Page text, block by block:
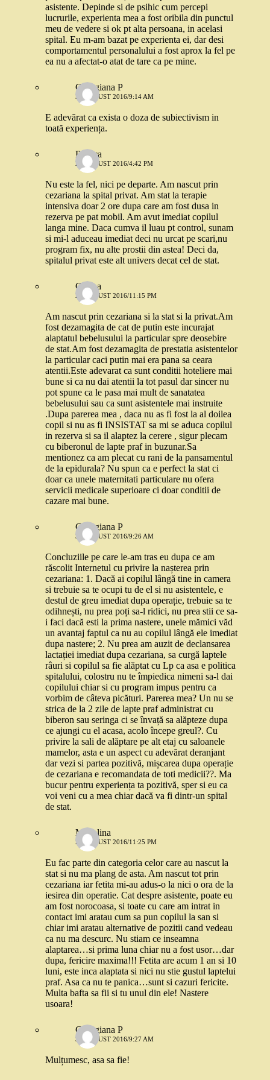
asistente. Depinde si de psihic cum percepi
lucrurile, experienta mea a fost oribila din punctul
meu de vedere si ok pt alta persoana, in acelasi
spital. Eu m-am bazat pe experienta ei, dar desi
comportamentul personalului a fost aprox la fel pe
ea nu a afectat-o atat de tare ca pe mine.
Georgiana P
31 AUGUST 2016/9:14 AM
E adevărat ca exista o doza de subiectivism in
toată experiența.
Raluca
27 AUGUST 2016/4:42 PM
Nu este la fel, nici pe departe. Am nascut prin
cezariana la spital privat. Am stat la terapie
intensiva doar 2 ore dupa care am fost dusa in
rezerva pe pat mobil. Am avut imediat copilul
langa mine. Daca cumva il luau pt control, sunam
si mi-l aduceau imediat deci nu urcat pe scari,nu
program fix, nu alte prostii din astea! Deci da,
spitalul privat este alt univers decat cel de stat.
Corina
27 AUGUST 2016/11:15 PM
Am nascut prin cezariana si la stat si la privat.Am
fost dezamagita de cat de putin este incurajat
alaptatul bebelusului la particular spre deosebire
de stat.Am fost dezamagita de prestatia asistentelor
la particular caci putin mai era pana sa ceara
atentii.Este adevarat ca sunt conditii hoteliere mai
bune si ca nu dai atentii la tot pasul dar sincer nu
pot spune ca le pasa mai mult de sanatatea
bebelusului sau ca sunt asistentele mai instruite
.Dupa parerea mea , daca nu as fi fost la al doilea
copil si nu as fi INSISTAT sa mi se aduca copilul
in rezerva si sa il alaptez la cerere , sigur plecam
cu biberonul de lapte praf in buzunar.Sa
mentionez ca am plecat cu rani de la pansamentul
de la epidurala? Nu spun ca e perfect la stat ci
doar ca unele maternitati particulare nu ofera
servicii medicale superioare ci doar conditii de
cazare mai bune.
Georgiana P
31 AUGUST 2016/9:26 AM
Concluziile pe care le-am tras eu dupa ce am
răscolit Internetul cu privire la nașterea prin
cezariana: 1. Dacă ai copilul lângă tine in camera
si trebuie sa te ocupi tu de el si nu asistentele, e
destul de greu imediat dupa operație, trebuie sa te
odihnești, nu prea poți sa-l ridici, nu prea stii ce sa-
i faci dacă esti la prima nastere, unele mămici văd
un avantaj faptul ca nu au copilul lângă ele imediat
dupa nastere; 2. Nu prea am auzit de declansarea
lactației imediat dupa cezariana, sa curgă laptele
râuri si copilul sa fie alăptat cu Lp ca asa e politica
spitalului, colostru nu te împiedica nimeni sa-l dai
copilului chiar si cu program impus pentru ca
vorbim de câteva picături. Parerea mea? Un nu se
strica de la 2 zile de lapte praf administrat cu
biberon sau seringa ci se învață sa alăpteze dupa
ce ajungi cu el acasa, acolo începe greul?. Cu
privire la sali de alăptare pe alt etaj cu saloanele
mamelor, asta e un aspect cu adevărat deranjant
dar vezi si partea pozitivă, mișcarea dupa operație
de cezariana e recomandata de toti medicii??. Ma
bucur pentru experiența ta pozitivă, sper si eu ca
voi veni cu a mea chiar dacă va fi dintr-un spital
de stat.
Madalina
27 AUGUST 2016/11:25 PM
Eu fac parte din categoria celor care au nascut la
stat si nu ma plang de asta. Am nascut tot prin
cezariana iar fetita mi-au adus-o la nici o ora de la
iesirea din operatie. Cat despre asistente, poate eu
am fost norocoasa, si toate cu care am intrat in
contact imi aratau cum sa pun copilul la san si
chiar imi aratau alternative de pozitii cand vedeau
ca nu ma descurc. Nu stiam ce inseamna
alaptarea…si prima luna chiar nu a fost usor…dar
dupa, fericire maxima!!! Fetita are acum 1 an si 10
luni, este inca alaptata si nici nu stie gustul laptelui
praf. Asa ca nu te panica…sunt si cazuri fericite.
Multa bafta sa fii si tu unul din ele! Nastere
usoara!
Georgiana P
31 AUGUST 2016/9:27 AM
Mulțumesc, asa sa fie!